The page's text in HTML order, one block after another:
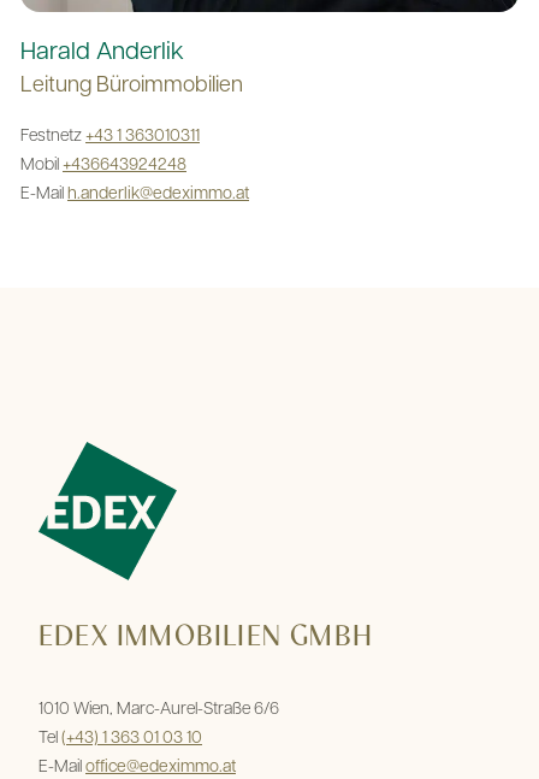
Harald Anderlik
Leitung Büroimmobilien
Festnetz +43 1 363010311
Mobil +436643924248
E-Mail h.anderlik@edeximmo.at
EDEX IMMOBILIEN GMBH
1010 Wien, Marc-Aurel-Straße 6/6
Tel (+43) 1 363 01 03 10
E-Mail office@edeximmo.at